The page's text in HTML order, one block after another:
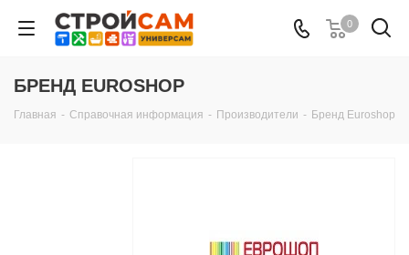
0
БРЕНД EUROSHOP
Главная - Справочная информация - Производители - Бренд Euroshop